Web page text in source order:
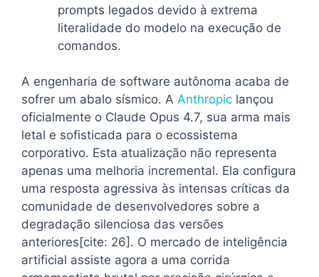
prompts legados devido à extrema
literalidade do modelo na execução de
comandos.
A engenharia de software autônoma acaba de
sofrer um abalo sísmico. A Anthropic lançou
oficialmente o Claude Opus 4.7, sua arma mais
letal e sofisticada para o ecossistema
corporativo. Esta atualização não representa
apenas uma melhoria incremental. Ela configura
uma resposta agressiva às intensas críticas da
comunidade de desenvolvedores sobre a
degradação silenciosa das versões
anteriores[cite: 26]. O mercado de inteligência
artificial assiste agora a uma corrida